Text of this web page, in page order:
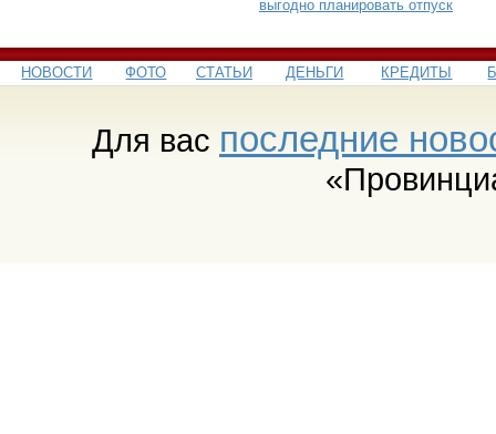
выгодно планировать отпуск
НОВОСТИ ФОТО СТАТЬИ ДЕНЬГИ КРЕДИТЫ
Для вас последние